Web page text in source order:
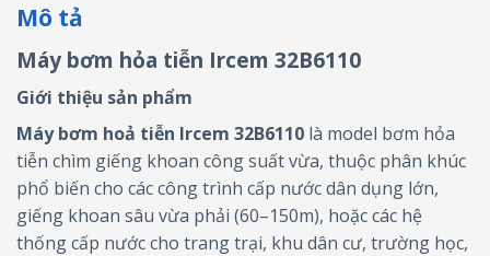
Mô tả
Máy bơm hỏa tiễn Ircem 32B6110
Giới thiệu sản phẩm
Máy bơm hoả tiễn Ircem 32B6110 là model bơm hỏa
tiễn chìm giếng khoan công suất vừa, thuộc phân khúc
phổ biến cho các công trình cấp nước dân dụng lớn,
giếng khoan sâu vừa phải (60–150m), hoặc các hệ
thống cấp nước cho trang trại, khu dân cư, trường học,